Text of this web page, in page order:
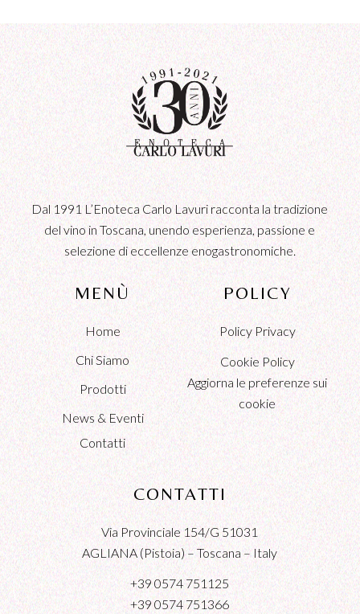
Dal 1991 L’Enoteca Carlo Lavuri racconta la tradizione
del vino in Toscana, unendo esperienza, passione e
selezione di eccellenze enogastronomiche.
MENÙ
Home
Chi Siamo
Prodotti
News & Eventi
Contatti
POLICY
Policy Privacy
Cookie Policy
Aggiorna le preferenze sui
cookie
CONTATTI
Via Provinciale 154/G 51031
AGLIANA (Pistoia) – Toscana – Italy
+39 0574 751125
+39 0574 751366